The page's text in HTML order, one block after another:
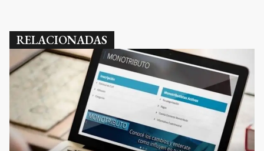
RELACIONADAS